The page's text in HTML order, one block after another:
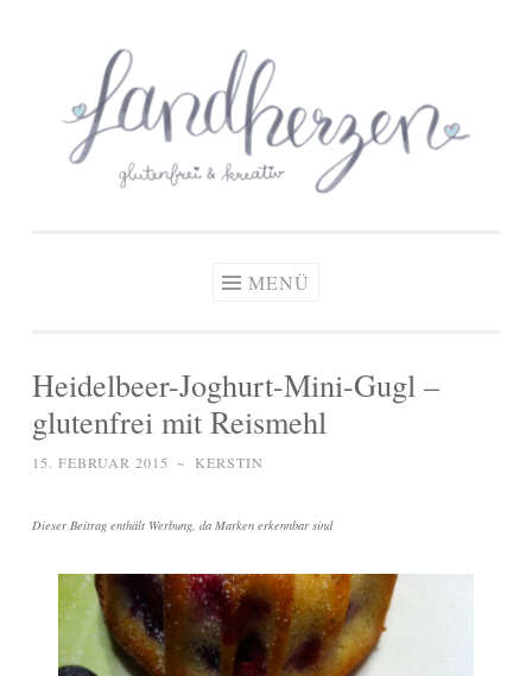
springen
Zöliakie, glutenfreie Ernährung
MENÜ
Heidelbeer-Joghurt-Mini-Gugl –
glutenfrei mit Reismehl
15. FEBRUAR 2015 ~ KERSTIN
Dieser Beitrag enthält Werbung, da Marken erkennbar sind